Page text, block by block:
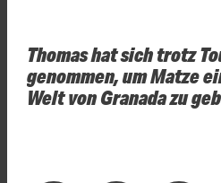
Thomas hat sich trotz
genommen, um Matze
Welt von Granada zu